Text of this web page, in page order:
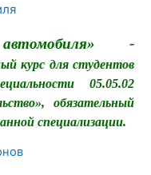
автомобиля» -
курс для студентов
05.05.02
обязательный
специализации.